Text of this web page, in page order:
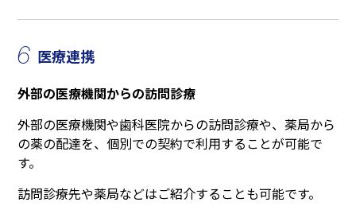
6 医療連携
外部の医療機関からの訪問診療
外部の医療機関や歯科医院からの訪問診療や、薬局から
の薬の配達を、個別での契約で利用することが可能で
す。
訪問診療先や薬局などはご紹介することも可能です。